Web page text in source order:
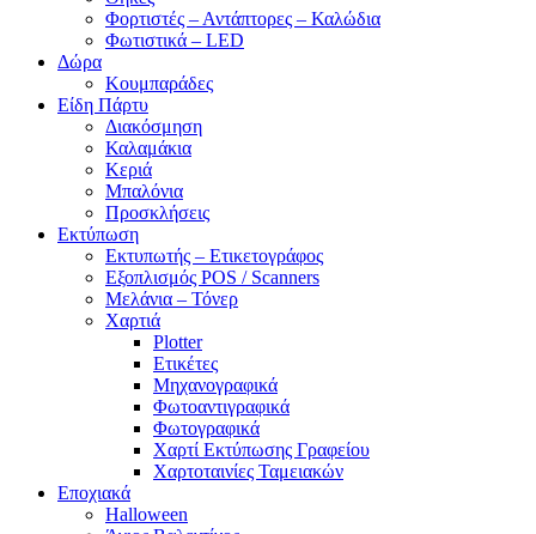
Φορτιστές – Αντάπτορες – Καλώδια
Φωτιστικά – LED
Δώρα
Κουμπαράδες
Είδη Πάρτυ
Διακόσμηση
Καλαμάκια
Κεριά
Μπαλόνια
Προσκλήσεις
Εκτύπωση
Εκτυπωτής – Ετικετογράφος
Εξοπλισμός POS / Scanners
Μελάνια – Τόνερ
Χαρτιά
Plotter
Ετικέτες
Μηχανογραφικά
Φωτοαντιγραφικά
Φωτογραφικά
Χαρτί Εκτύπωσης Γραφείου
Χαρτοταινίες Ταμειακών
Εποχιακά
Halloween